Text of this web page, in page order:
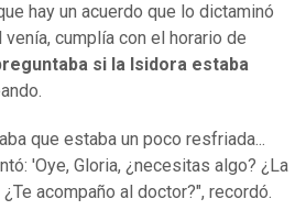
hay un acuerdo que lo dictaminó
cumplía con el horario de
si la Isidora estaba
que estaba un poco resfriada...
'Oye, Gloria, ¿necesitas algo? ¿La
acompaño al doctor?", recordó.